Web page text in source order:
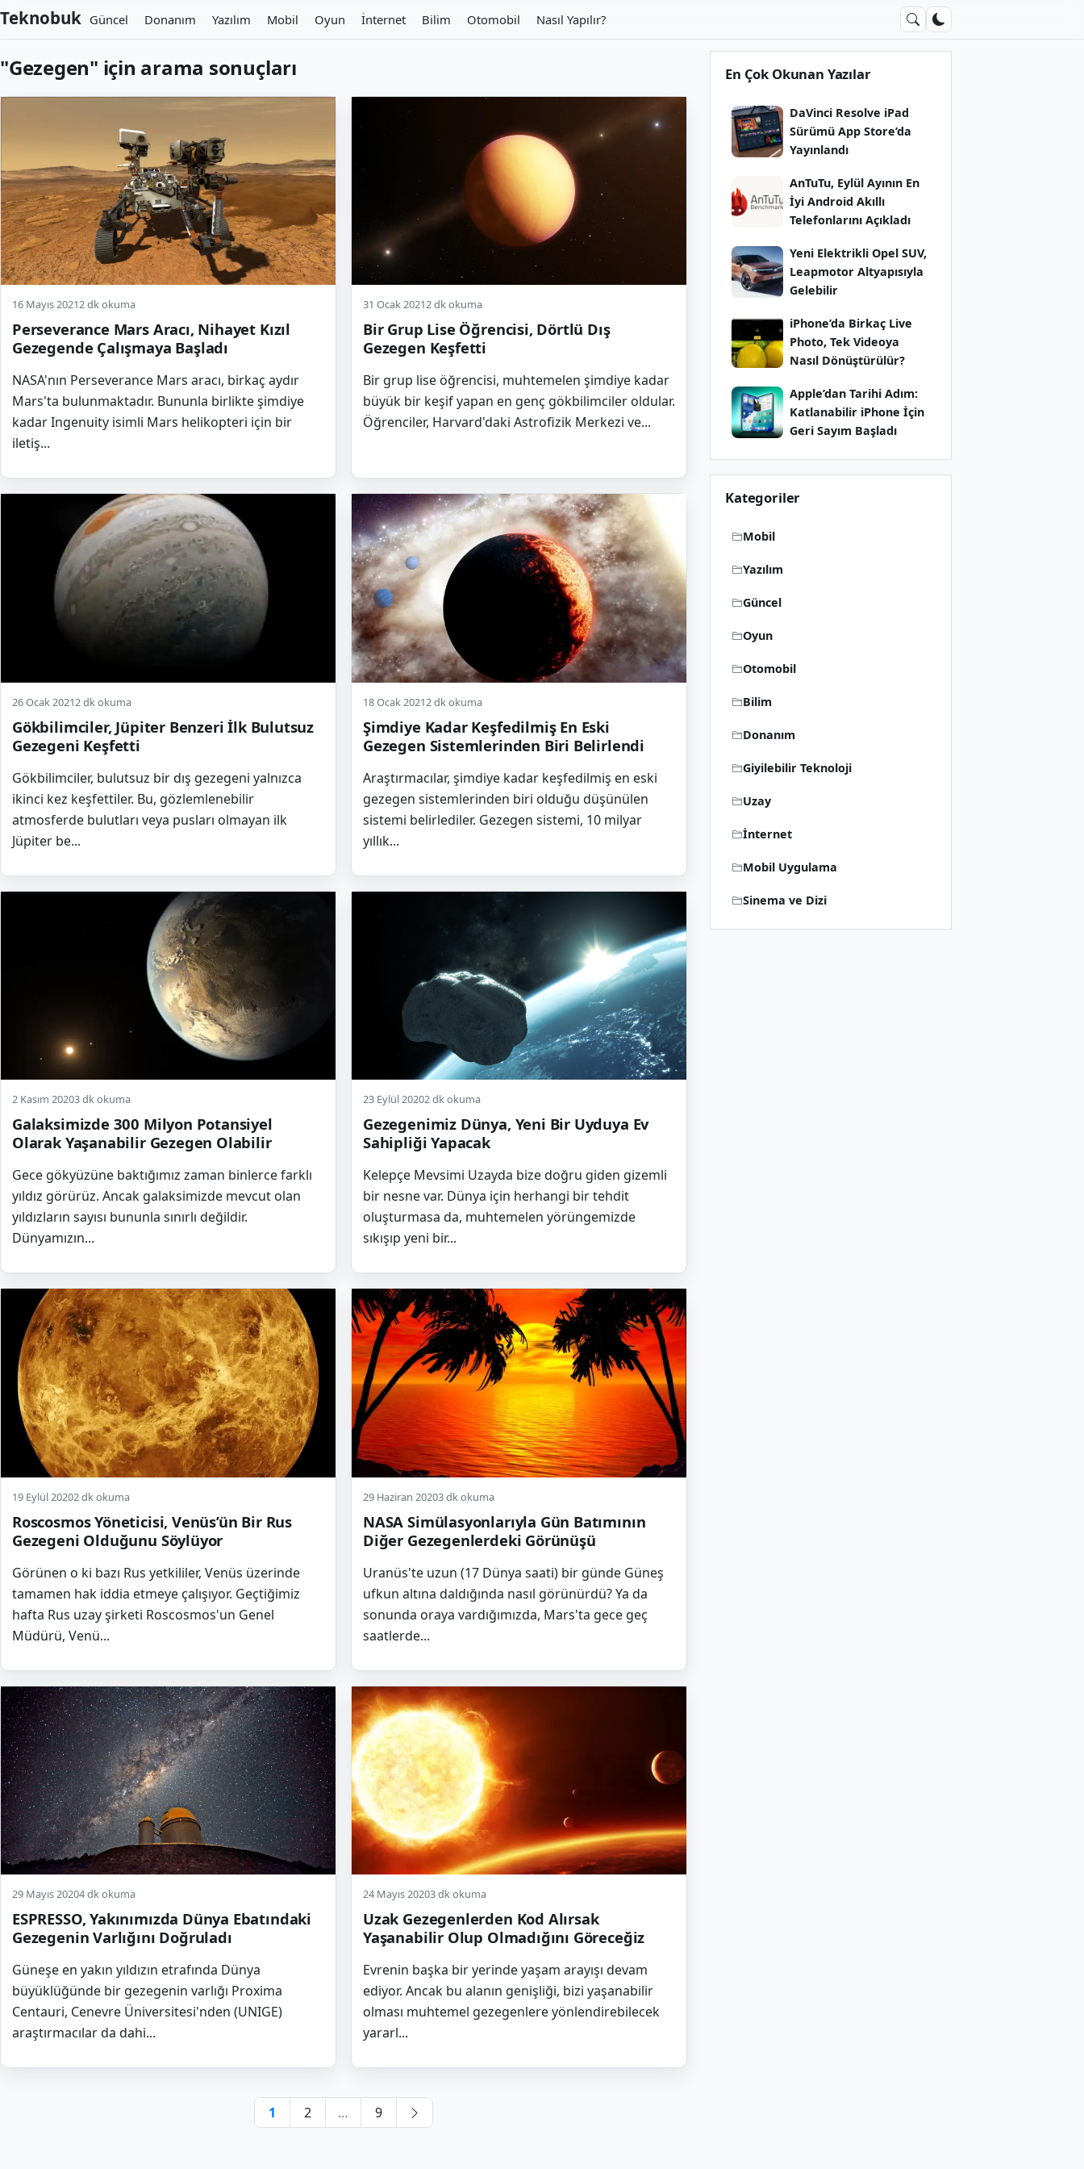
Teknobuk Güncel Donanım Yazılım Mobil Oyun İnternet Bilim Otomobil Nasıl Yapılır?
"Gezegen" için arama sonuçları
16 Mayıs 20212 dk okuma
Perseverance Mars Aracı, Nihayet Kızıl
Gezegende Çalışmaya Başladı
NASA'nın Perseverance Mars aracı, birkaç aydır
Mars'ta bulunmaktadır. Bununla birlikte şimdiye
kadar Ingenuity isimli Mars helikopteri için bir
iletiş...
31 Ocak 20212 dk okuma
Bir Grup Lise Öğrencisi, Dörtlü Dış
Gezegen Keşfetti
Bir grup lise öğrencisi, muhtemelen şimdiye kadar
büyük bir keşif yapan en genç gökbilimciler oldular.
Öğrenciler, Harvard'daki Astrofizik Merkezi ve...
26 Ocak 20212 dk okuma
Gökbilimciler, Jüpiter Benzeri İlk Bulutsuz
Gezegeni Keşfetti
Gökbilimciler, bulutsuz bir dış gezegeni yalnızca
ikinci kez keşfettiler. Bu, gözlemlenebilir
atmosferde bulutları veya pusları olmayan ilk
Jüpiter be...
18 Ocak 20212 dk okuma
Şimdiye Kadar Keşfedilmiş En Eski
Gezegen Sistemlerinden Biri Belirlendi
Araştırmacılar, şimdiye kadar keşfedilmiş en eski
gezegen sistemlerinden biri olduğu düşünülen
sistemi belirlediler. Gezegen sistemi, 10 milyar
yıllık...
2 Kasım 20203 dk okuma
Galaksimizde 300 Milyon Potansiyel
Olarak Yaşanabilir Gezegen Olabilir
Gece gökyüzüne baktığımız zaman binlerce farklı
yıldız görürüz. Ancak galaksimizde mevcut olan
yıldızların sayısı bununla sınırlı değildir.
Dünyamızın...
23 Eylül 20202 dk okuma
Gezegenimiz Dünya, Yeni Bir Uyduya Ev
Sahipliği Yapacak
Kelepçe Mevsimi Uzayda bize doğru giden gizemli
bir nesne var. Dünya için herhangi bir tehdit
oluşturmasa da, muhtemelen yörüngemizde
sıkışıp yeni bir...
19 Eylül 20202 dk okuma
Roscosmos Yöneticisi, Venüs’ün Bir Rus
Gezegeni Olduğunu Söylüyor
Görünen o ki bazı Rus yetkililer, Venüs üzerinde
tamamen hak iddia etmeye çalışıyor. Geçtiğimiz
hafta Rus uzay şirketi Roscosmos'un Genel
Müdürü, Venü...
29 Haziran 20203 dk okuma
NASA Simülasyonlarıyla Gün Batımının
Diğer Gezegenlerdeki Görünüşü
Uranüs'te uzun (17 Dünya saati) bir günde Güneş
ufkun altına daldığında nasıl görünürdü? Ya da
sonunda oraya vardığımızda, Mars'ta gece geç
saatlerde...
29 Mayıs 20204 dk okuma
ESPRESSO, Yakınımızda Dünya Ebatındaki
Gezegenin Varlığını Doğruladı
Güneşe en yakın yıldızın etrafında Dünya
büyüklüğünde bir gezegenin varlığı Proxima
Centauri, Cenevre Üniversitesi'nden (UNIGE)
araştırmacılar da dahi...
24 Mayıs 20203 dk okuma
Uzak Gezegenlerden Kod Alırsak
Yaşanabilir Olup Olmadığını Göreceğiz
Evrenin başka bir yerinde yaşam arayışı devam
ediyor. Ancak bu alanın genişliği, bizi yaşanabilir
olması muhtemel gezegenlere yönlendirebilecek
yararl...
Yazı
sayfalaması
1 2 … 9
Sonraki
En Çok Okunan Yazılar
DaVinci Resolve iPad
Sürümü App Store’da
Yayınlandı
AnTuTu, Eylül Ayının En
İyi Android Akıllı
Telefonlarını Açıkladı
Yeni Elektrikli Opel SUV,
Leapmotor Altyapısıyla
Gelebilir
iPhone’da Birkaç Live
Photo, Tek Videoya
Nasıl Dönüştürülür?
Apple’dan Tarihi Adım:
Katlanabilir iPhone İçin
Geri Sayım Başladı
Kategoriler
Mobil
Yazılım
Güncel
Oyun
Otomobil
Bilim
Donanım
Giyilebilir Teknoloji
Uzay
İnternet
Mobil Uygulama
Sinema ve Dizi